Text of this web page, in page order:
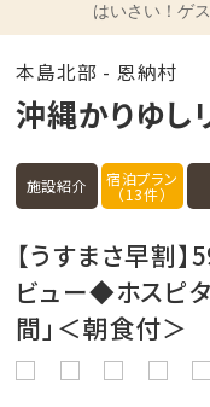
はいさい！ ゲ
本島北部 - 恩納村
沖縄かりゆし
施設紹介 宿泊プラン
（13件）
【うすまさ早割
ビュー◆ホスピ
間」＜朝食付＞